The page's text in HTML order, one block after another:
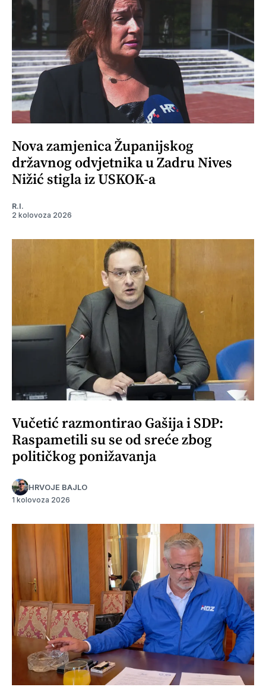
Nova zamjenica Županijskog
državnog odvjetnika u Zadru Nives
Nižić stigla iz USKOK-a
R.I.
2 kolovoza 2026
Vučetić razmontirao Gašija i SDP:
Raspametili su se od sreće zbog
političkog ponižavanja
HRVOJE BAJLO
1 kolovoza 2026